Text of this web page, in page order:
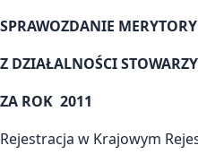
SPRAWOZDANIE
Z DZIAŁALNOŚCI
ZA ROK 2011
Rejestracja w Krajowym